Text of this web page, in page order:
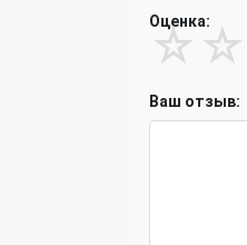
Оценка:
☆ ☆
Ваш отзыв: